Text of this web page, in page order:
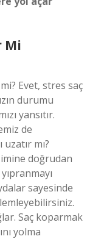
Mi
Evet, stres saç
durumu
yansıtır.
de
mı?
doğrudan
sayesinde
Saç koparmak
yolma